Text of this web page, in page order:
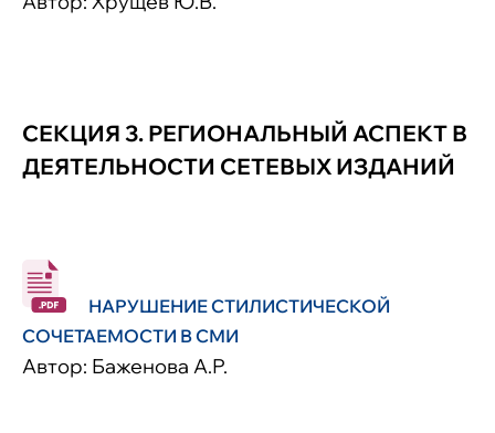
СЕКЦИЯ 3. РЕГИОНАЛЬНЫЙ АСПЕКТ В
ДЕЯТЕЛЬНОСТИ СЕТЕВЫХ ИЗДАНИЙ
НАРУШЕНИЕ СТИЛИСТИЧЕСКОЙ
СОЧЕТАЕМОСТИ В СМИ
Автор: Баженова А.Р.